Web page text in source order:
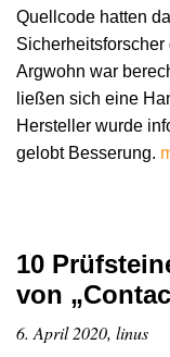
Quellcode hatten
Sicherheitsforscher
Argwohn war
ließen sich eine
Hersteller wurde
gelobt Besserung.
10
von
6. April 2020, linus